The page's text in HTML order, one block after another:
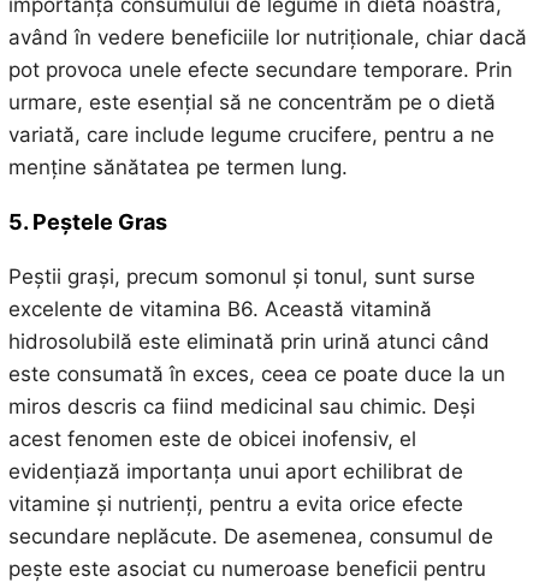
având în vedere beneficiile lor nutriționale, chiar dacă
pot provoca unele efecte secundare temporare. Prin
urmare, este esențial să ne concentrăm pe o dietă
variată, care include legume crucifere, pentru a ne
menține sănătatea pe termen lung.
5. Peștele Gras
Peștii grași, precum somonul și tonul, sunt surse
excelente de vitamina B6. Această vitamină
hidrosolubilă este eliminată prin urină atunci când
este consumată în exces, ceea ce poate duce la un
miros descris ca fiind medicinal sau chimic. Deși
acest fenomen este de obicei inofensiv, el
evidențiază importanța unui aport echilibrat de
vitamine și nutrienți, pentru a evita orice efecte
secundare neplăcute. De asemenea, consumul de
pește este asociat cu numeroase beneficii pentru